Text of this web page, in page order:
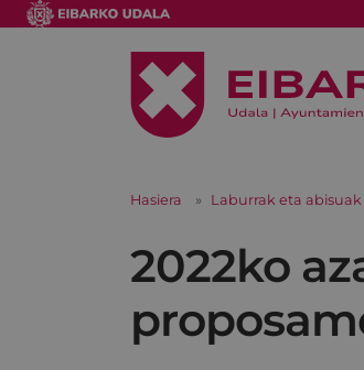
Hasiera Laburrak eta abisuak
2022ko